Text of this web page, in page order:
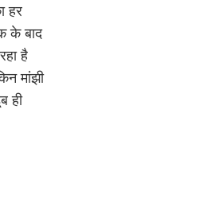
हर
के बाद
है
मांझी
ही